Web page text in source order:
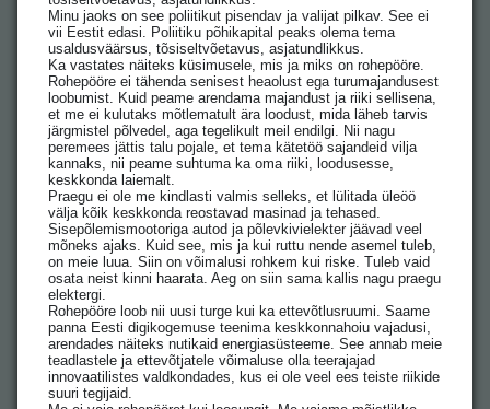
Minu jaoks on see poliitikut pisendav ja valijat pilkav. See ei
vii Eestit edasi. Poliitiku põhikapital peaks olema tema
usaldusväärsus, tõsiseltvõetavus, asjatundlikkus.
Ka vastates näiteks küsimusele, mis ja miks on rohepööre.
Rohepööre ei tähenda senisest heaolust ega turumajandusest
loobumist. Kuid peame arendama majandust ja riiki sellisena,
et me ei kulutaks mõtlematult ära loodust, mida läheb tarvis
järgmistel põlvedel, aga tegelikult meil endilgi. Nii nagu
peremees jättis talu pojale, et tema kätetöö sajandeid vilja
kannaks, nii peame suhtuma ka oma riiki, loodusesse,
keskkonda laiemalt.
Praegu ei ole me kindlasti valmis selleks, et lülitada üleöö
välja kõik keskkonda reostavad masinad ja tehased.
Sisepõlemismootoriga autod ja põlevkivielekter jäävad veel
mõneks ajaks. Kuid see, mis ja kui ruttu nende asemel tuleb,
on meie luua. Siin on võimalusi rohkem kui riske. Tuleb vaid
osata neist kinni haarata. Aeg on siin sama kallis nagu praegu
elektergi.
Rohepööre loob nii uusi turge kui ka ettevõtlusruumi. Saame
panna Eesti digikogemuse teenima keskkonnahoiu vajadusi,
arendades näiteks nutikaid energiasüsteeme. See annab meie
teadlastele ja ettevõtjatele võimaluse olla teerajajad
innovaatilistes valdkondades, kus ei ole veel ees teiste riikide
suuri tegijaid.